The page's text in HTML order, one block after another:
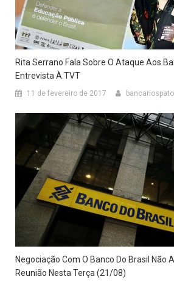
Rita Serrano Fala Sobre O Ataque Aos
Entrevista À TVT
11 de fevereiro de 2017
Negociação Com O Banco Do Brasil Não
Reunião Nesta Terça (21/08)